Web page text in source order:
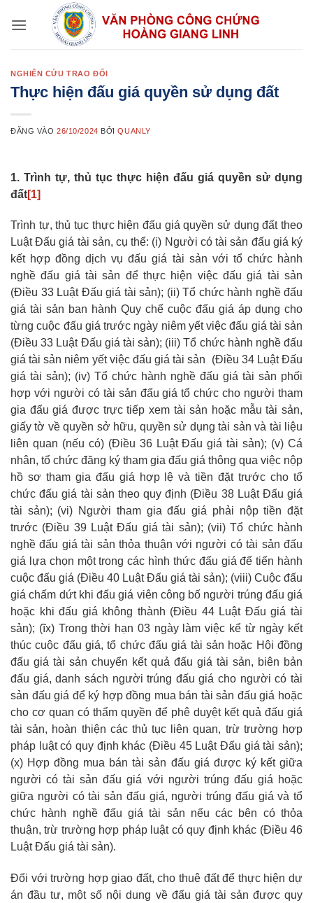
qua
NGHIÊN CỨU TRAO ĐỔI
Thực hiện đấu giá quyền sử dụng đất
ĐĂNG VÀO26/10/2024 BỞIQUANLY
1. Trình tự, thủ tục thực hiện đấu giá quyền sử dụng
đất[1]
Trình tự, thủ tục thực hiện đấu giá quyền sử dụng đất theo
Luật Đấu giá tài sản, cụ thể: (i) Người có tài sản đấu giá ký
kết hợp đồng dịch vụ đấu giá tài sản với tổ chức hành
nghề đấu giá tài sản để thực hiện việc đấu giá tài sản
(Điều 33 Luật Đấu giá tài sản); (ii) Tổ chức hành nghề đấu
giá tài sản ban hành Quy chế cuộc đấu giá áp dụng cho
từng cuộc đấu giá trước ngày niêm yết việc đấu giá tài sản
(Điều 33 Luật Đấu giá tài sản); (iii) Tổ chức hành nghề đấu
giá tài sản niêm yết việc đấu giá tài sản (Điều 34 Luật Đấu
giá tài sản); (iv) Tổ chức hành nghề đấu giá tài sản phối
hợp với người có tài sản đấu giá tổ chức cho người tham
gia đấu giá được trực tiếp xem tài sản hoặc mẫu tài sản,
giấy tờ về quyền sở hữu, quyền sử dụng tài sản và tài liệu
liên quan (nếu có) (Điều 36 Luật Đấu giá tài sản); (v) Cá
nhân, tổ chức đăng ký tham gia đấu giá thông qua việc nộp
hồ sơ tham gia đấu giá hợp lệ và tiền đặt trước cho tổ
chức đấu giá tài sản theo quy định (Điều 38 Luật Đấu giá
tài sản); (vi) Người tham gia đấu giá phải nộp tiền đặt
trước (Điều 39 Luật Đấu giá tài sản); (vii) Tổ chức hành
nghề đấu giá tài sản thỏa thuận với người có tài sản đấu
giá lựa chọn một trong các hình thức đấu giá để tiến hành
cuộc đấu giá (Điều 40 Luật Đấu giá tài sản); (viii) Cuộc đấu
giá chấm dứt khi đấu giá viên công bố người trúng đấu giá
hoặc khi đấu giá không thành (Điều 44 Luật Đấu giá tài
sản); (ĩx) Trong thời hạn 03 ngày làm việc kể từ ngày kết
thúc cuộc đấu giá, tổ chức đấu giá tài sản hoặc Hội đồng
đấu giá tài sản chuyển kết quả đấu giá tài sản, biên bản
đấu giá, danh sách người trúng đấu giá cho người có tài
sản đấu giá để ký hợp đồng mua bán tài sản đấu giá hoặc
cho cơ quan có thẩm quyền để phê duyệt kết quả đấu giá
tài sản, hoàn thiện các thủ tục liên quan, trừ trường hợp
pháp luật có quy định khác (Điều 45 Luật Đấu giá tài sản);
(x) Hợp đồng mua bán tài sản đấu giá được ký kết giữa
người có tài sản đấu giá với người trúng đấu giá hoặc
giữa người có tài sản đấu giá, người trúng đấu giá và tổ
chức hành nghề đấu giá tài sản nếu các bên có thỏa
thuận, trừ trường hợp pháp luật có quy định khác (Điều 46
Luật Đấu giá tài sản).
Đối với trường hợp giao đất, cho thuê đất để thực hiện dự
án đầu tư, một số nội dung về đấu giá tài sản được quy